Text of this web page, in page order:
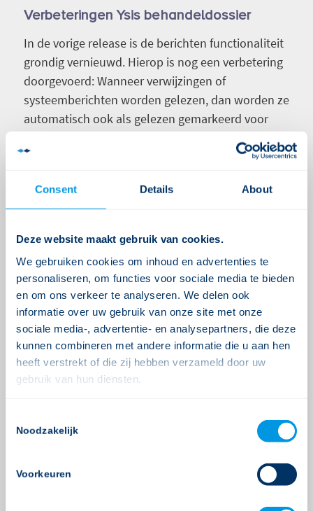
Consent Details About
Deze website maakt gebruik van cookies.
We gebruiken cookies om inhoud en advertenties te
personaliseren, om functies voor sociale media te bieden
en om ons verkeer te analyseren. We delen ook
informatie over uw gebruik van onze site met onze
sociale media-, advertentie- en analysepartners, die deze
kunnen combineren met andere informatie die u aan hen
heeft verstrekt of die zij hebben verzameld door uw
gebruik van hun diensten.
Selection
Noodzakelijk
Voorkeuren
Verbeteringen Ysis behandeldossier
In de vorige release is de berichten functionaliteit
grondig vernieuwd. Hierop is nog een verbetering
doorgevoerd: Wanneer verwijzingen of
systeemberichten worden gelezen, dan worden ze
automatisch ook als gelezen gemarkeerd voor
collega’s die hetzelfde bericht hebben ontvangen.
van weggeweest.
Hiermee is het weer mogelijk om DIS
aanleveringen te doen vanuit de financiële
modules voor GRZ en Basis GGZ.
Er zijn aanzienlijke performance verbeteringen
doorgevoerd aan alle financiële modules. Met
name het valideren en het genereren van
declaraties wordt nu een stuk sneller uitgevoerd
dan voorheen.